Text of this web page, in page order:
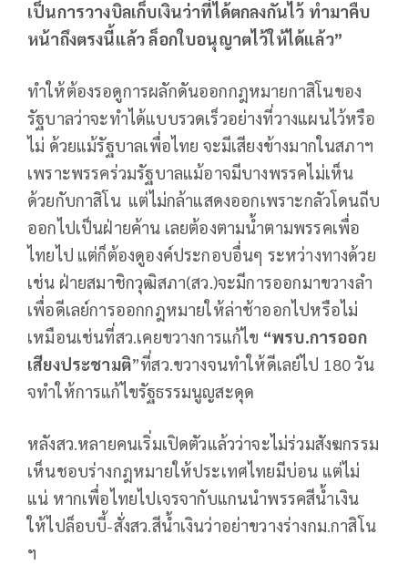
เป็นการวางบิลเก็บเงินว่าที่ได้ตกลงกันไว้ ทำมาคืบ
หน้าถึงตรงนี้แล้ว ล็อกใบอนุญาตไว้ให้ได้แล้ว”
ทำให้ต้องรอดูการผลักดันออกกฎหมายกาสิโนของ
รัฐบาลว่าจะทำได้แบบรวดเร็วอย่างที่วางแผนไว้หรือ
ไม่ ด้วยแม้รัฐบาลเพื่อไทย จะมีเสียงข้างมากในสภาฯ
เพราะพรรคร่วมรัฐบาลแม้อาจมีบางพรรคไม่เห็น
ด้วยกับกาสิโน แต่ไม่กล้าแสดงออกเพราะกลัวโดนถีบ
ออกไปเป็นฝ่ายค้าน เลยต้องตามน้ำตามพรรคเพื่อ
ไทยไป แต่ก็ต้องดูองค์ประกอบอื่นๆ ระหว่างทางด้วย
เช่น ฝ่ายสมาชิกวุฒิสภา(สว.)จะมีการออกมาขวางลำ
เพื่อดีเลย์การออกกฎหมายให้ล่าช้าออกไปหรือไม่
เหมือนเช่นที่สว.เคยขวางการแก้ไข “พรบ.การออก
เสียงประชามติ”ที่สว.ขวางจนทำให้ดีเลย์ไป 180 วัน
จทำให้การแก้ไขรัฐธรรมนูญสะดุด
หลังสว.หลายคนเริ่มเปิดตัวแล้วว่าจะไม่ร่วมสังฆกรรม
เห็นชอบร่างกฎหมายให้ประเทศไทยมีบ่อน แต่ไม่
แน่ หากเพื่อไทยไปเจรจากับแกนนำพรรคสีน้ำเงิน
ให้ไปล็อบบี้-สั่งสว.สีน้ำเงินว่าอย่าขวางร่างกม.กาสิโน
ฯ